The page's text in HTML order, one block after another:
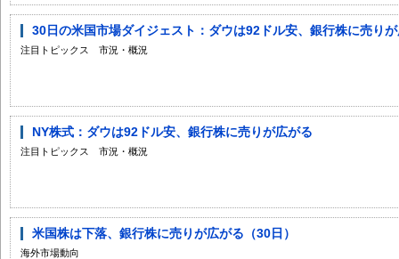
30日の米国市場ダイジェスト：ダウは92ドル安、銀行株に売り
注目トピックス 市況・概況
NY株式：ダウは92ドル安、銀行株に売りが広がる
注目トピックス 市況・概況
米国株は下落、銀行株に売りが広がる（30日）
海外市場動向